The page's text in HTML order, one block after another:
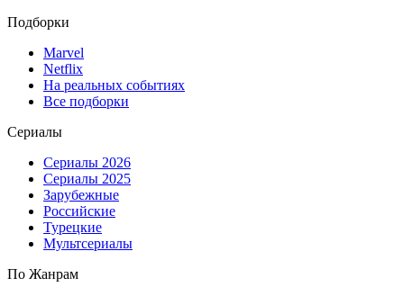
Подборки
Marvel
Netflix
На реальных событиях
Все подборки
Сериалы
Сериалы 2026
Сериалы 2025
Зарубежные
Российские
Турецкие
Мультсериалы
По Жанрам